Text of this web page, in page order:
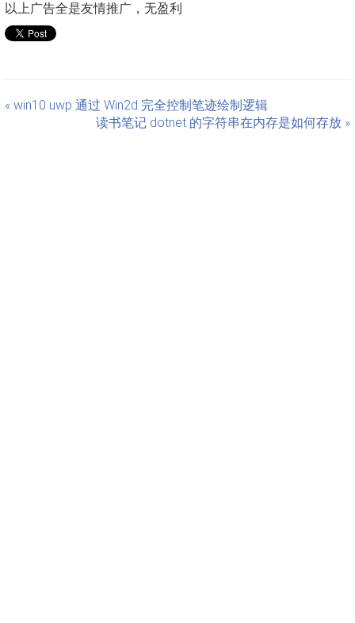
以上广告全是友情推广，无盈利
« win10 uwp 通过 Win2d 完全控制笔迹绘制逻辑
读书笔记 dotnet 的字符串在内存是如何存放 »